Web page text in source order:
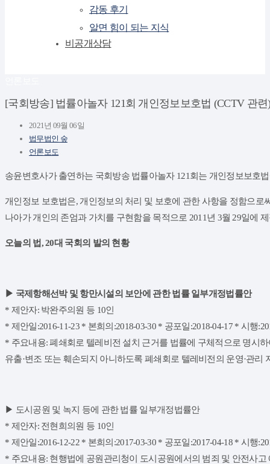
감동 후기
알면 힘이 되는 지식
비공개상담
[국회방송] 법률아놀자 121회 개인정보보호법 (CCTV 관련
2021년 09월 06일
법무법인 숲
언론보도
송윤변호사가 출연하는 국회방송 법률아놀자 121회는 개인정보보호
개인정보 보호법은, 개인정보의 처리 및 보호에 관한 사항을 정함으로
나아가 개인의 존엄과 가치를 구현함을 목적으로 2011년 3월 29일에
오늘의 법,20대 국회의 발의 현황
▶ 국제항해선박 및 항만시설의 보안에 관한 법률 일부개정법률안
* 제안자: 박완주의원 등 10인
* 제안일:2016-11-23 * 본희의:2018-03-30 * 공포일:2018-04-17 * 시행
* 주요내용: 폐쇄회로 텔레비전 설치 근거를 법률에 구체적으로 명시
유출·변조 또는 훼손되지 아니하도록 폐쇄회로 텔레비전의 운영·관
▶ 도시공원 및 녹지 등에 관한 법률 일부개정법률안
* 제안자: 전현희의원 등 10인
* 제안일:2016-12-22 * 본희의:2017-03-30 * 공포일:2017-04-18 * 시행
* 주요내용: 현행법에 공원관리청이 도시공원에서의 범죄 및 안전사